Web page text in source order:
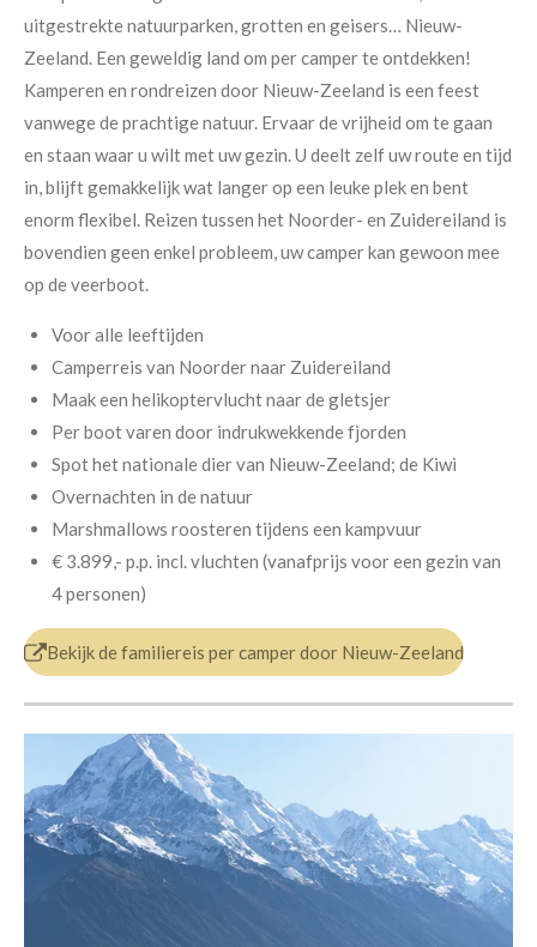
uitgestrekte natuurparken, grotten en geisers… Nieuw-
Zeeland. Een geweldig land om per camper te ontdekken!
Kamperen en rondreizen door Nieuw-Zeeland is een feest
vanwege de prachtige natuur. Ervaar de vrijheid om te gaan
en staan waar u wilt met uw gezin. U deelt zelf uw route en tijd
in, blijft gemakkelijk wat langer op een leuke plek en bent
enorm flexibel. Reizen tussen het Noorder- en Zuidereiland is
bovendien geen enkel probleem, uw camper kan gewoon mee
op de veerboot.
Voor alle leeftijden
Camperreis van Noorder naar Zuidereiland
Maak een helikoptervlucht naar de gletsjer
Per boot varen door indrukwekkende fjorden
Spot het nationale dier van Nieuw-Zeeland; de Kiwi
Overnachten in de natuur
Marshmallows roosteren tijdens een kampvuur
€ 3.899,- p.p.incl. vluchten (vanafprijs voor een gezin van
4 personen)
Bekijk de familiereis per camper door Nieuw-Zeeland